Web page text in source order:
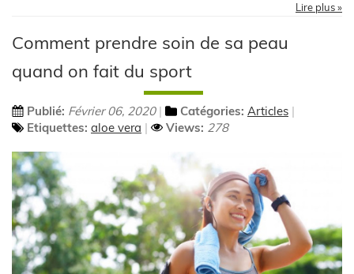
Lire plus »
Comment prendre soin de sa peau
quand on fait du sport
Publié: Février 06, 2020 Catégories: Articles
Etiquettes: aloe vera Views: 278